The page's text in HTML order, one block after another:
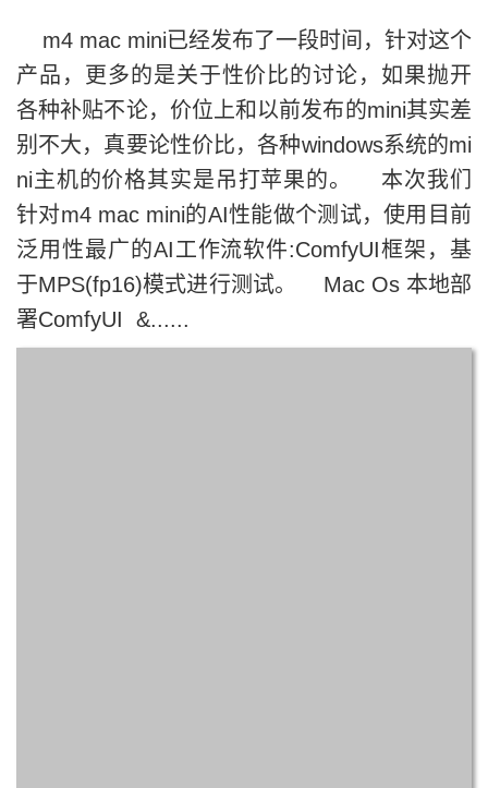
m4 mac mini已经发布了一段时间，针对这个
产品，更多的是关于性价比的讨论，如果抛开
各种补贴不论，价位上和以前发布的mini其实差
别不大，真要论性价比，各种windows系统的mi
ni主机的价格其实是吊打苹果的。 本次我们
针对m4 mac mini的AI性能做个测试，使用目前
泛用性最广的AI工作流软件:ComfyUI框架，基
于MPS(fp16)模式进行测试。 Mac Os 本地部
署ComfyUI &......